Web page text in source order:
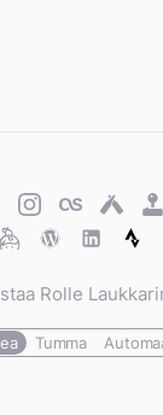
TwitterLast.fm
WordPress
Rolle
Tumma